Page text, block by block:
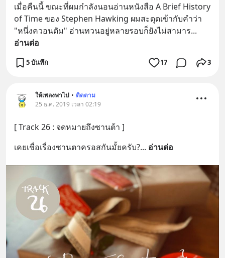
เมื่อคืนนี้ ขณะที่ผมกำลังนอนอ่านหนังสือ A Brief History
of Time ของ Stephen Hawking ผมสะดุดเข้ากับคำว่า
"หนึ่งควอนตัม" อ่านทวนอยู่หลายรอบก็ยังไม่สามาร
อ่านต่อ
5 บันทึก 17 3
ให้เพลงพาไป • ติดตาม
25 ธ.ค. 2019 เวลา 02:19
[ Track 26 : จดหมายถึงซานต้า ]
เคยเชื่อเรื่องซานตาครอสกันมั้ยครับ?... อ่านต่อ